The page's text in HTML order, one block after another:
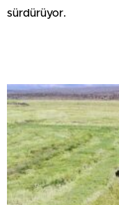
sürdürüyor.